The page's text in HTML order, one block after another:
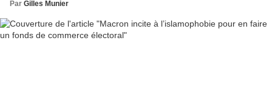
Par Gilles Munier